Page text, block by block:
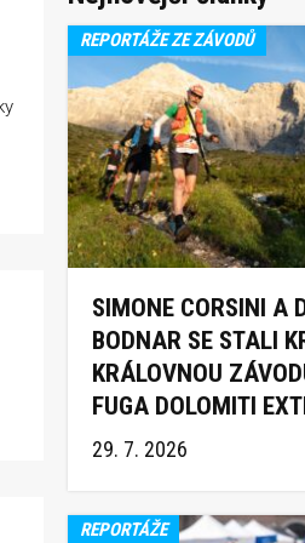
REPORTÁŽE ZE ZÁVODŮ
SIMONE CORSINI A
BODNAR SE STALI
KRÁLOVNOU
FUGA DOLOMITI
TRAIL 2026
29. 7. 2026
REPORTÁŽE